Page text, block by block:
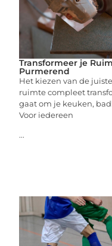
Transformeer je
Purmerend
Het kiezen van de
ruimte compleet
gaat om je keuken,
Voor iedereen
...